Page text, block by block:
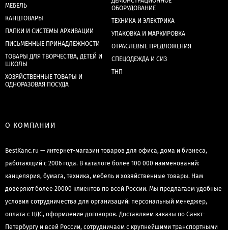
МЕБЕЛЬ
КАНЦТОВАРЫ
ПАПКИ И СИСТЕМЫ АРХИВАЦИИ
ПИСЬМЕННЫЕ ПРИНАДЛЕЖНОСТИ
ТОВАРЫ ДЛЯ ТВОРЧЕСТВА, ДЕТЕЙ И
ШКОЛЫ
ХОЗЯЙСТВЕННЫЕ ТОВАРЫ И
ОДНОРАЗОВАЯ ПОСУДА
ОБОРУДОВАНИЕ
ТЕХНИКА И ЭЛЕКТРИКА
УПАКОВКА И МАРКИРОВКА
ОТРАСЛЕВЫЕ ПРЕДЛОЖЕНИЯ
СПЕЦОДЕЖДА И СИЗ
ТНП
О КОМПАНИИ
BestKanc.ru — интернет-магазин товаров для офиса, дома и бизнеса,
работающий с 2006 года. В каталоге более 100 000 наименований:
канцелярия, бумага, техника, мебель и хозяйственные товары. Нам
доверяют более 20000 клиентов по всей России. Мы предлагаем удобные
условия сотрудничества для организаций: персональный менеджер,
оплата с НДС, оформление договоров. Доставляем заказы по Санкт-
Петербургу и всей России, сотрудничаем с крупнейшими транспортными